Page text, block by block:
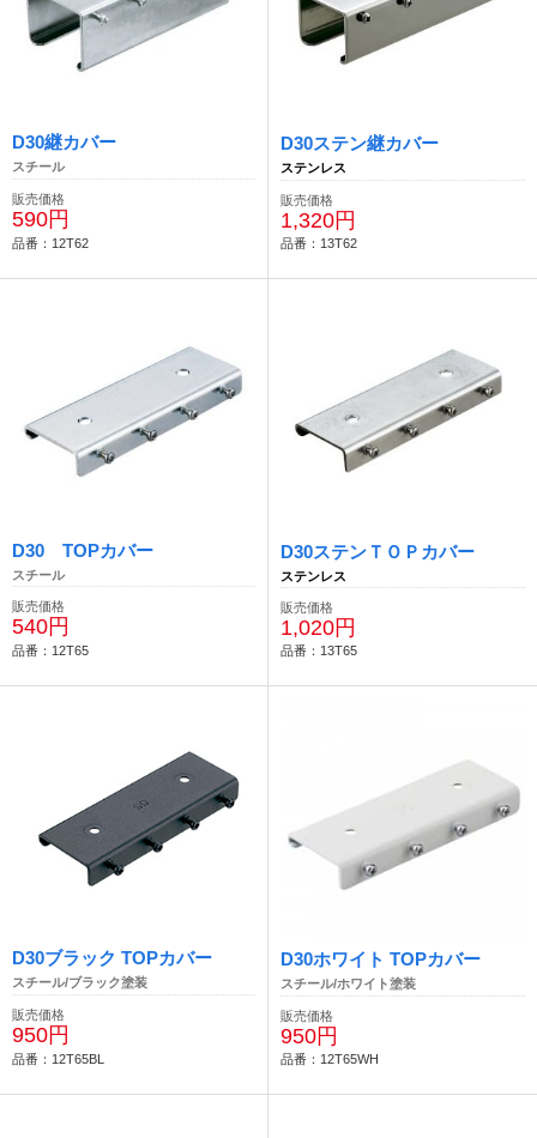
D30継カバー
スチール
販売価格
590円
品番：12T62
D30ステン継カバー
ステンレス
販売価格
1,320円
品番：13T62
D30 TOPカバー
スチール
販売価格
540円
品番：12T65
D30ステンＴＯＰカバー
ステンレス
販売価格
1,020円
品番：13T65
D30ブラック TOPカバー
スチール/ブラック塗装
販売価格
950円
品番：12T65BL
D30ホワイト TOPカバー
スチール/ホワイト塗装
販売価格
950円
品番：12T65WH